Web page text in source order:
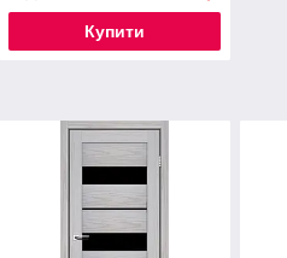
Купити